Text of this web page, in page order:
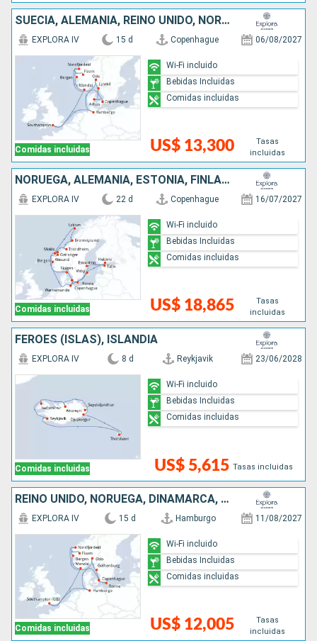
SUECIA, ALEMANIA, REINO UNIDO, NORUEGA, DINAMARCA
Comidas incluidas
EXPLORA IV 15 d Copenhague 06/08/2027
US$ 13,300
Tasas
incluidas
Wi-Fi incluido
Bebidas Incluidas
Comidas incluidas
NORUEGA, ALEMANIA, ESTONIA, FINLANDIA, SUECIA, DINAMARCA
Comidas incluidas
EXPLORA IV 22 d Copenhague 16/07/2027
US$ 18,865
Tasas
incluidas
Wi-Fi incluido
Bebidas Incluidas
Comidas incluidas
FÉROES (ISLAS), ISLANDIA
Comidas incluidas
EXPLORA IV 8 d Reykjavik 23/06/2028
US$ 5,615 Tasas incluidas
Wi-Fi incluido
Bebidas Incluidas
Comidas incluidas
REINO UNIDO, NORUEGA, DINAMARCA, SUECIA, ALEMANIA
Comidas incluidas
EXPLORA IV 15 d Hamburgo 11/08/2027
US$ 12,005
Tasas
incluidas
Wi-Fi incluido
Bebidas Incluidas
Comidas incluidas